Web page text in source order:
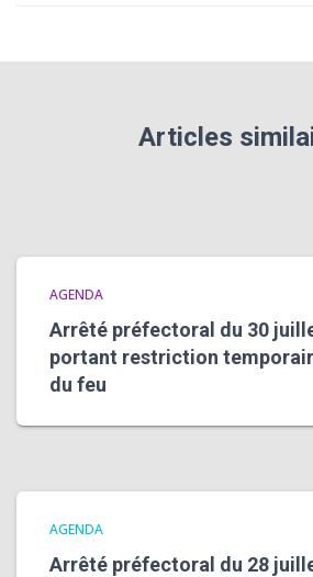
Articles
AGENDA
Arrêté préfectoral du 30
portant restriction
du feu
AGENDA
Arrêté préfectoral du 28